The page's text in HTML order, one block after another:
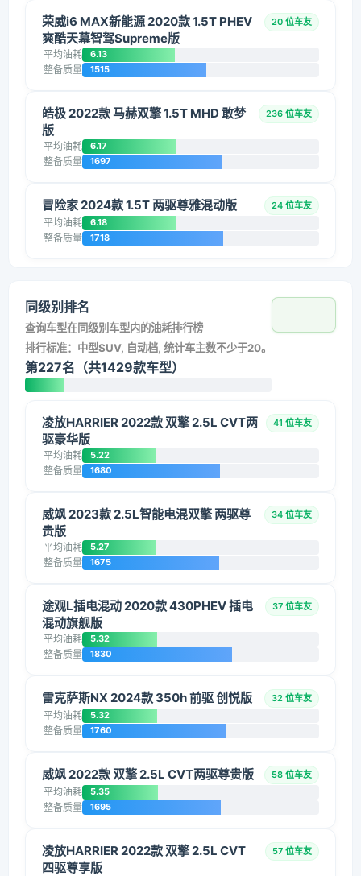
荣威i6 MAX新能源 2020款 1.5T PHEV
爽酷天幕智驾Supreme版
20 位车友
平均油耗 6.13
整备质量 1515
皓极 2022款 马赫双擎 1.5T MHD 敢梦
版
236 位车友
平均油耗 6.17
整备质量 1697
冒险家 2024款 1.5T 两驱尊雅混动版 24 位车友
平均油耗 6.18
整备质量 1718
同级别排名
查询车型在同级别车型内的油耗排行榜
排行标准：中型SUV, 自动档, 统计车主数不少于20。
第227名（共1429款车型）
凌放HARRIER 2022款 双擎 2.5L CVT两
驱豪华版
41 位车友
平均油耗 5.22
整备质量 1680
威飒 2023款 2.5L智能电混双擎 两驱尊
贵版
34 位车友
平均油耗 5.27
整备质量 1675
途观L插电混动 2020款 430PHEV 插电
混动旗舰版
37 位车友
平均油耗 5.32
整备质量 1830
雷克萨斯NX 2024款 350h 前驱 创悦版 32 位车友
平均油耗 5.32
整备质量 1760
威飒 2022款 双擎 2.5L CVT两驱尊贵版 58 位车友
平均油耗 5.35
整备质量 1695
凌放HARRIER 2022款 双擎 2.5L CVT
四驱尊享版
57 位车友